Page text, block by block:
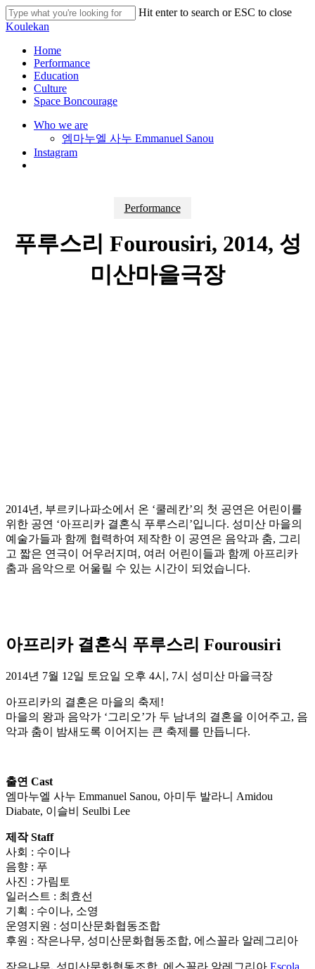
Skip
to
content
Hit enter to search or ESC to close
Close
Koulekan
search
Menu
Home
Performance
Education
Culture
Space Boncourage
Who we are
엠마누엘 사누 Emmanuel Sanou
Instagram
Performance
푸루스리 Fourousiri, 2014, 성
미산마을극장
2014년, 부르키나파소에서 온 ‘쿨레칸’의 첫 공연은 어린이를
위한 공연 ‘아프리카 결혼식 푸루스리’입니다. 성미산 마을의
예술가들과 함께 협력하여 제작한 이 공연은 음악과 춤, 그리
고 짧은 연극이 어우러지며, 여러 어린이들과 함께 아프리카
춤과 음악으로 어울릴 수 있는 시간이 되었습니다.
아프리카 결혼식 푸루스리 Fourousiri
2014년 7월 12일 토요일 오후 4시, 7시 성미산 마을극장
아프리카의 결혼은 마을의 축제!
마을의 왕과 음악가 ‘그리오’가 두 남녀의 결혼을 이어주고, 음
악과 춤이 밤새도록 이어지는 큰 축제를 만듭니다.
출연 Cast
엠마누엘 사누 Emmanuel Sanou, 아미두 발라니 Amidou
Diabate, 이슬비 Seulbi Lee
제작 Staff
사회 : 수이나
음향 : 푸
사진 : 가림토
일러스트 : 최효선
기획 : 수이나, 소영
운영지원 : 성미산문화협동조합
후원 : 작은나무, 성미산문화협동조합, 에스꼴라 알레그리아